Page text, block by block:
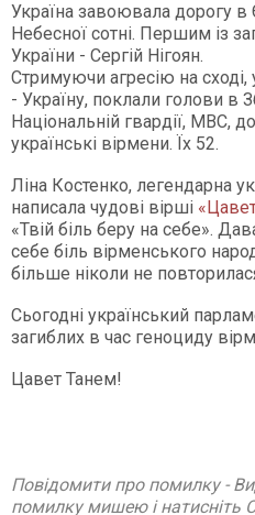
Україна завоювала дорогу
Небесної сотні. Першим із
України - Сергій Нігоян.
Стримуючи агресію на сході,
- Україну, поклали голови в
Національній гвардії, МВС,
українські вірмени. Їх 52.
Ліна Костенко, легендарна
написала чудові вірші
«Твій біль беру на себе».
себе біль вірменського
більше ніколи не
Сьогодні український
загиблих в час геноциду
Цавет Танем!
Повідомити про помилку -
помилку мишею і натисніть